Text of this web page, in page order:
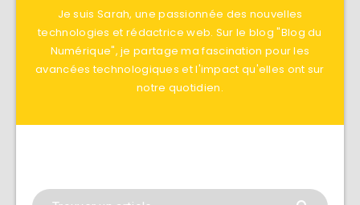
Je suis Sarah, une passionnée des nouvelles
technologies et rédactrice web. Sur le blog "Blog du
Numérique", je partage ma fascination pour les
avancées technologiques et l'impact qu'elles ont sur
notre quotidien.